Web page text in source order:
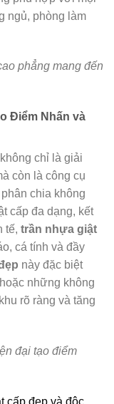
ngủ, phòng làm
phẳng mang đến
Điểm Nhấn và
chỉ là giải
còn là công cụ
chia không
cấp đa dạng, kết
tế, trần nhựa giật
cá tính và đầy
này đặc biệt
những không
rõ ràng và tăng
đại tạo điểm
cấp đẹp và độc